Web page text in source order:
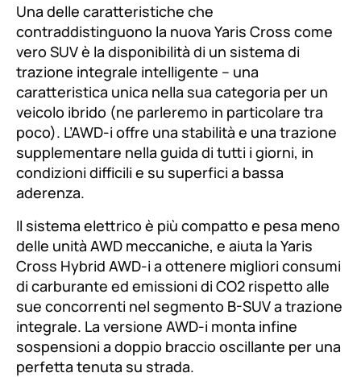
Una delle caratteristiche che
contraddistinguono la nuova Yaris Cross come
vero SUV è la disponibilità di un sistema di
trazione integrale intelligente – una
caratteristica unica nella sua categoria per un
veicolo ibrido (ne parleremo in particolare tra
poco). L’AWD-i offre una stabilità e una trazione
supplementare nella guida di tutti i giorni, in
condizioni difficili e su superfici a bassa
aderenza.
Il sistema elettrico è più compatto e pesa meno
delle unità AWD meccaniche, e aiuta la Yaris
Cross Hybrid AWD-i a ottenere migliori consumi
di carburante ed emissioni di CO2 rispetto alle
sue concorrenti nel segmento B-SUV a trazione
integrale. La versione AWD-i monta infine
sospensioni a doppio braccio oscillante per una
perfetta tenuta su strada.